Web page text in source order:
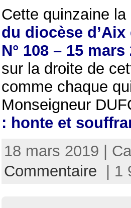
Cette quinzaine la
du diocèse d’Aix
N° 108 – 15 mars
sur la droite de
comme chaque
Monseigneur
: honte et
18 mars 2019 |
Commentaire | 1